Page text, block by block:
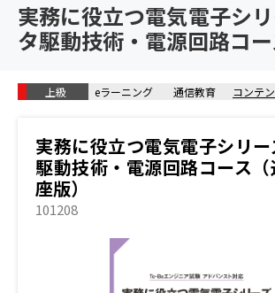
実務に役立つ電気電子シ
タ駆動技術・電源回路コ
上級 eラーニング 通信教育 コンテ
実務に役立つ電気電子シリ
駆動技術・電源回路コース
座版）
101208